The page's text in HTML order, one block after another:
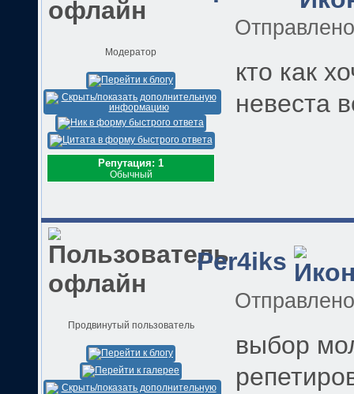
Модератор
Репутация: 1
Обычный
кто как
невеста
Per4iks
Продвинутый пользователь
выбор